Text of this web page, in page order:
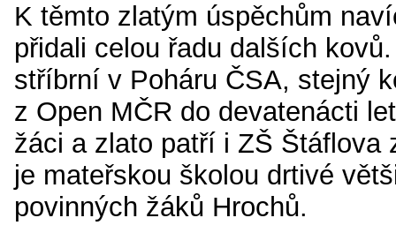
K těmto zlatým úspěchům
přidali celou řadu dalších
stříbrní v Poháru ČSA, stejný
z Open MČR do devatenácti
žáci a zlato patří i ZŠ Štáflova
je mateřskou školou drtivé
povinných žáků Hrochů.